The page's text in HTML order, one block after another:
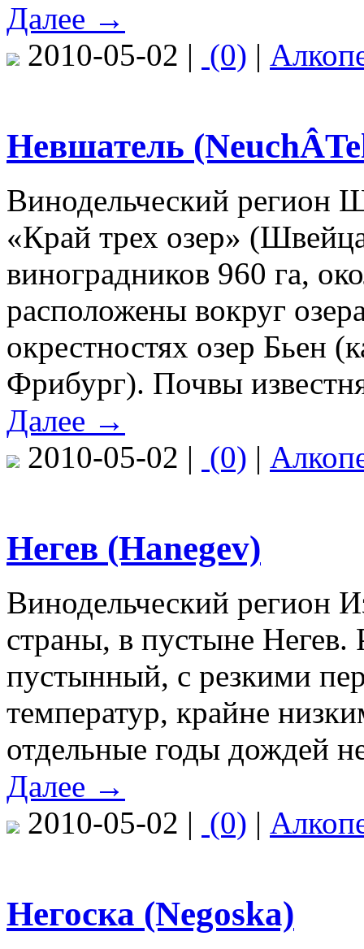
Далее →
2010-05-02 | (0) |
Невшатель
Винодельческий регион
«Край трех озер»
виноградников 960 га,
расположены вокруг
окрестностях озер Бьен
Фрибург). Почвы
Далее →
2010-05-02 | (0) |
Негев (Hanegev)
Винодельческий регион
страны, в пустыне Негев.
пустынный, с резкими
температур, крайне
отдельные годы дождей
Далее →
2010-05-02 | (0) |
Негоска (Negoska)